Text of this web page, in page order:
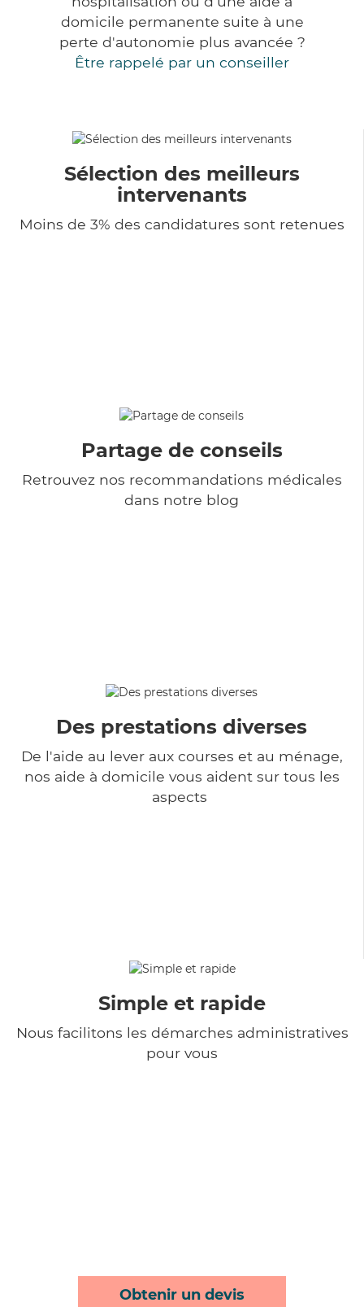
domicile permanente suite à une
perte d'autonomie plus avancée ?
Être rappelé par un conseiller
Sélection des meilleurs
intervenants
Moins de 3% des candidatures sont retenues
Partage de conseils
Retrouvez nos recommandations médicales
dans notre blog
Des prestations diverses
De l'aide au lever aux courses et au ménage,
nos aide à domicile vous aident sur tous les
aspects
Simple et rapide
Nous facilitons les démarches administratives
pour vous
Obtenir un devis